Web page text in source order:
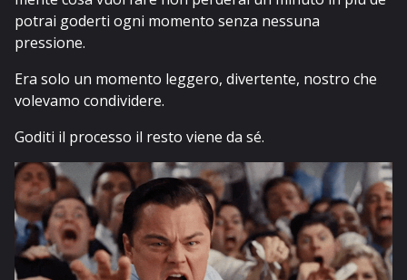
potrai goderti ogni momento senza nessuna
pressione.
Era solo un momento leggero, divertente, nostro che
volevamo condividere.
Goditi il processo il resto viene da sé.